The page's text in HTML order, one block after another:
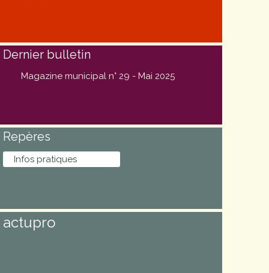
Dernier bulletin
Magazine municipal n° 29 - Mai 2025
Repères
Infos pratiques
actupro